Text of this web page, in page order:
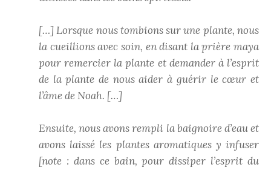
[…] Lorsque nous tombions sur une plante, nous
la cueillions avec soin, en disant la prière maya
pour remercier la plante et demander à l’esprit
de la plante de nous aider à guérir le cœur et
l’âme de Noah. […]
Ensuite, nous avons rempli la baignoire d’eau et
avons laissé les plantes aromatiques y infuser
[note : dans ce bain, pour dissiper l’esprit du